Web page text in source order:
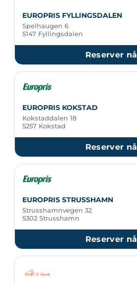
EUROPRIS FYLLINGSDALEN
Spelhaugen 6
5147 Fyllingsdalen
Reserver nå
EUROPRIS KOKSTAD
Kokstaddalen 18
5257 Kokstad
Reserver nå
EUROPRIS STRUSSHAMN
Strusshamnvegen 32
5302 Strusshamn
Reserver nå